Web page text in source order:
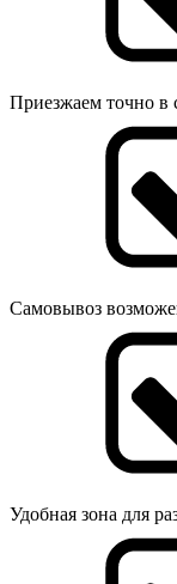
Приезжаем точно в
Самовывоз
Удобная зона для